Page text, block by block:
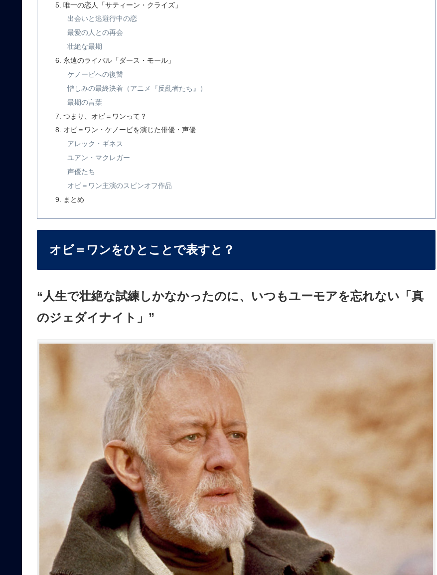
唯一の恋人「サティーン・クライズ」
出会いと逃避行中の恋
最愛の人との再会
壮絶な最期
永遠のライバル「ダース・モール」
ケノービへの復讐
憎しみの最終決着（アニメ『反乱者たち』）
最期の言葉
つまり、オビ＝ワンって？
オビ＝ワン・ケノービを演じた俳優・声優
アレック・ギネス
ユアン・マクレガー
声優たち
オビ＝ワン主演のスピンオフ作品
まとめ
オビ＝ワンをひとことで表すと？
“人生で壮絶な試練しかなかったのに、いつもユーモアを忘れない「真
のジェダイナイト」”